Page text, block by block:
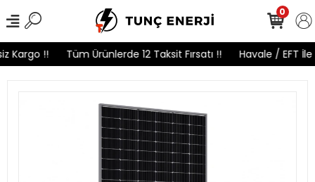
Kargo !! Tüm Ürünlerde 12 Taksit Fırsatı !! Havale / EFT
0